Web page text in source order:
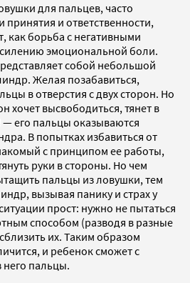
для пальцев, часто
принятия и ответственности,
как борьба с негативными
эмоциональной боли.
собой небольшой
Желая позабавиться,
в отверстия с двух сторон. Но
хочет высвободиться, тянет в
его пальцы оказываются
В попытках избавиться от
с принципом ее работы,
руки в стороны. Но чем
пальцы из ловушки, тем
вызывая панику и страх у
прост: нужно не пытаться
способом (разводя в разные
их. Таким образом
и ребенок сможет с
него пальцы.